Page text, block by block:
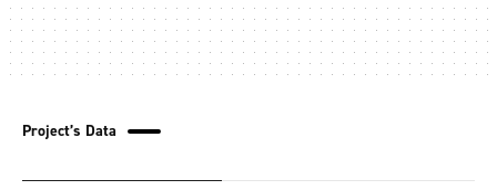
Project’s Data